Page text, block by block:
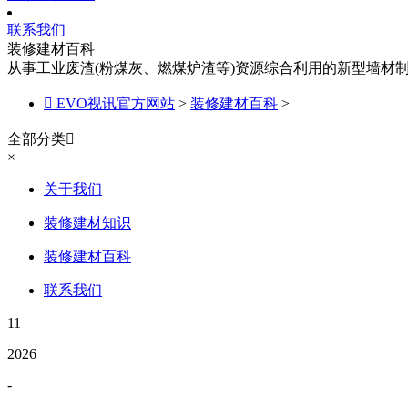
联系我们
装修建材百科
从事工业废渣(粉煤灰、燃煤炉渣等)资源综合利用的新型墙材
 EVO视讯官方网站 > 装修建材百科 >
全部分类
×
关于我们
装修建材知识
装修建材百科
联系我们
11
2026
-